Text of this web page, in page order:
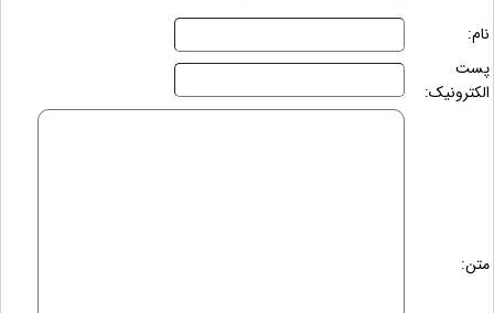
نام:
پست
الکترونیک:
متن: